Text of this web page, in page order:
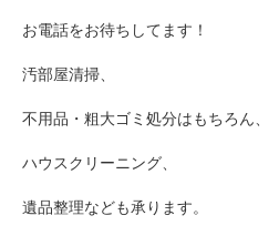
お電話をお待ちしてます！
汚部屋清掃、
不用品・粗大ゴミ処分はもちろん、
ハウスクリーニング、
遺品整理なども承ります。